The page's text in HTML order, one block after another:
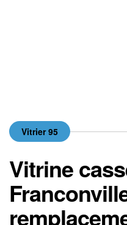
Vitrier 95
Vitrine